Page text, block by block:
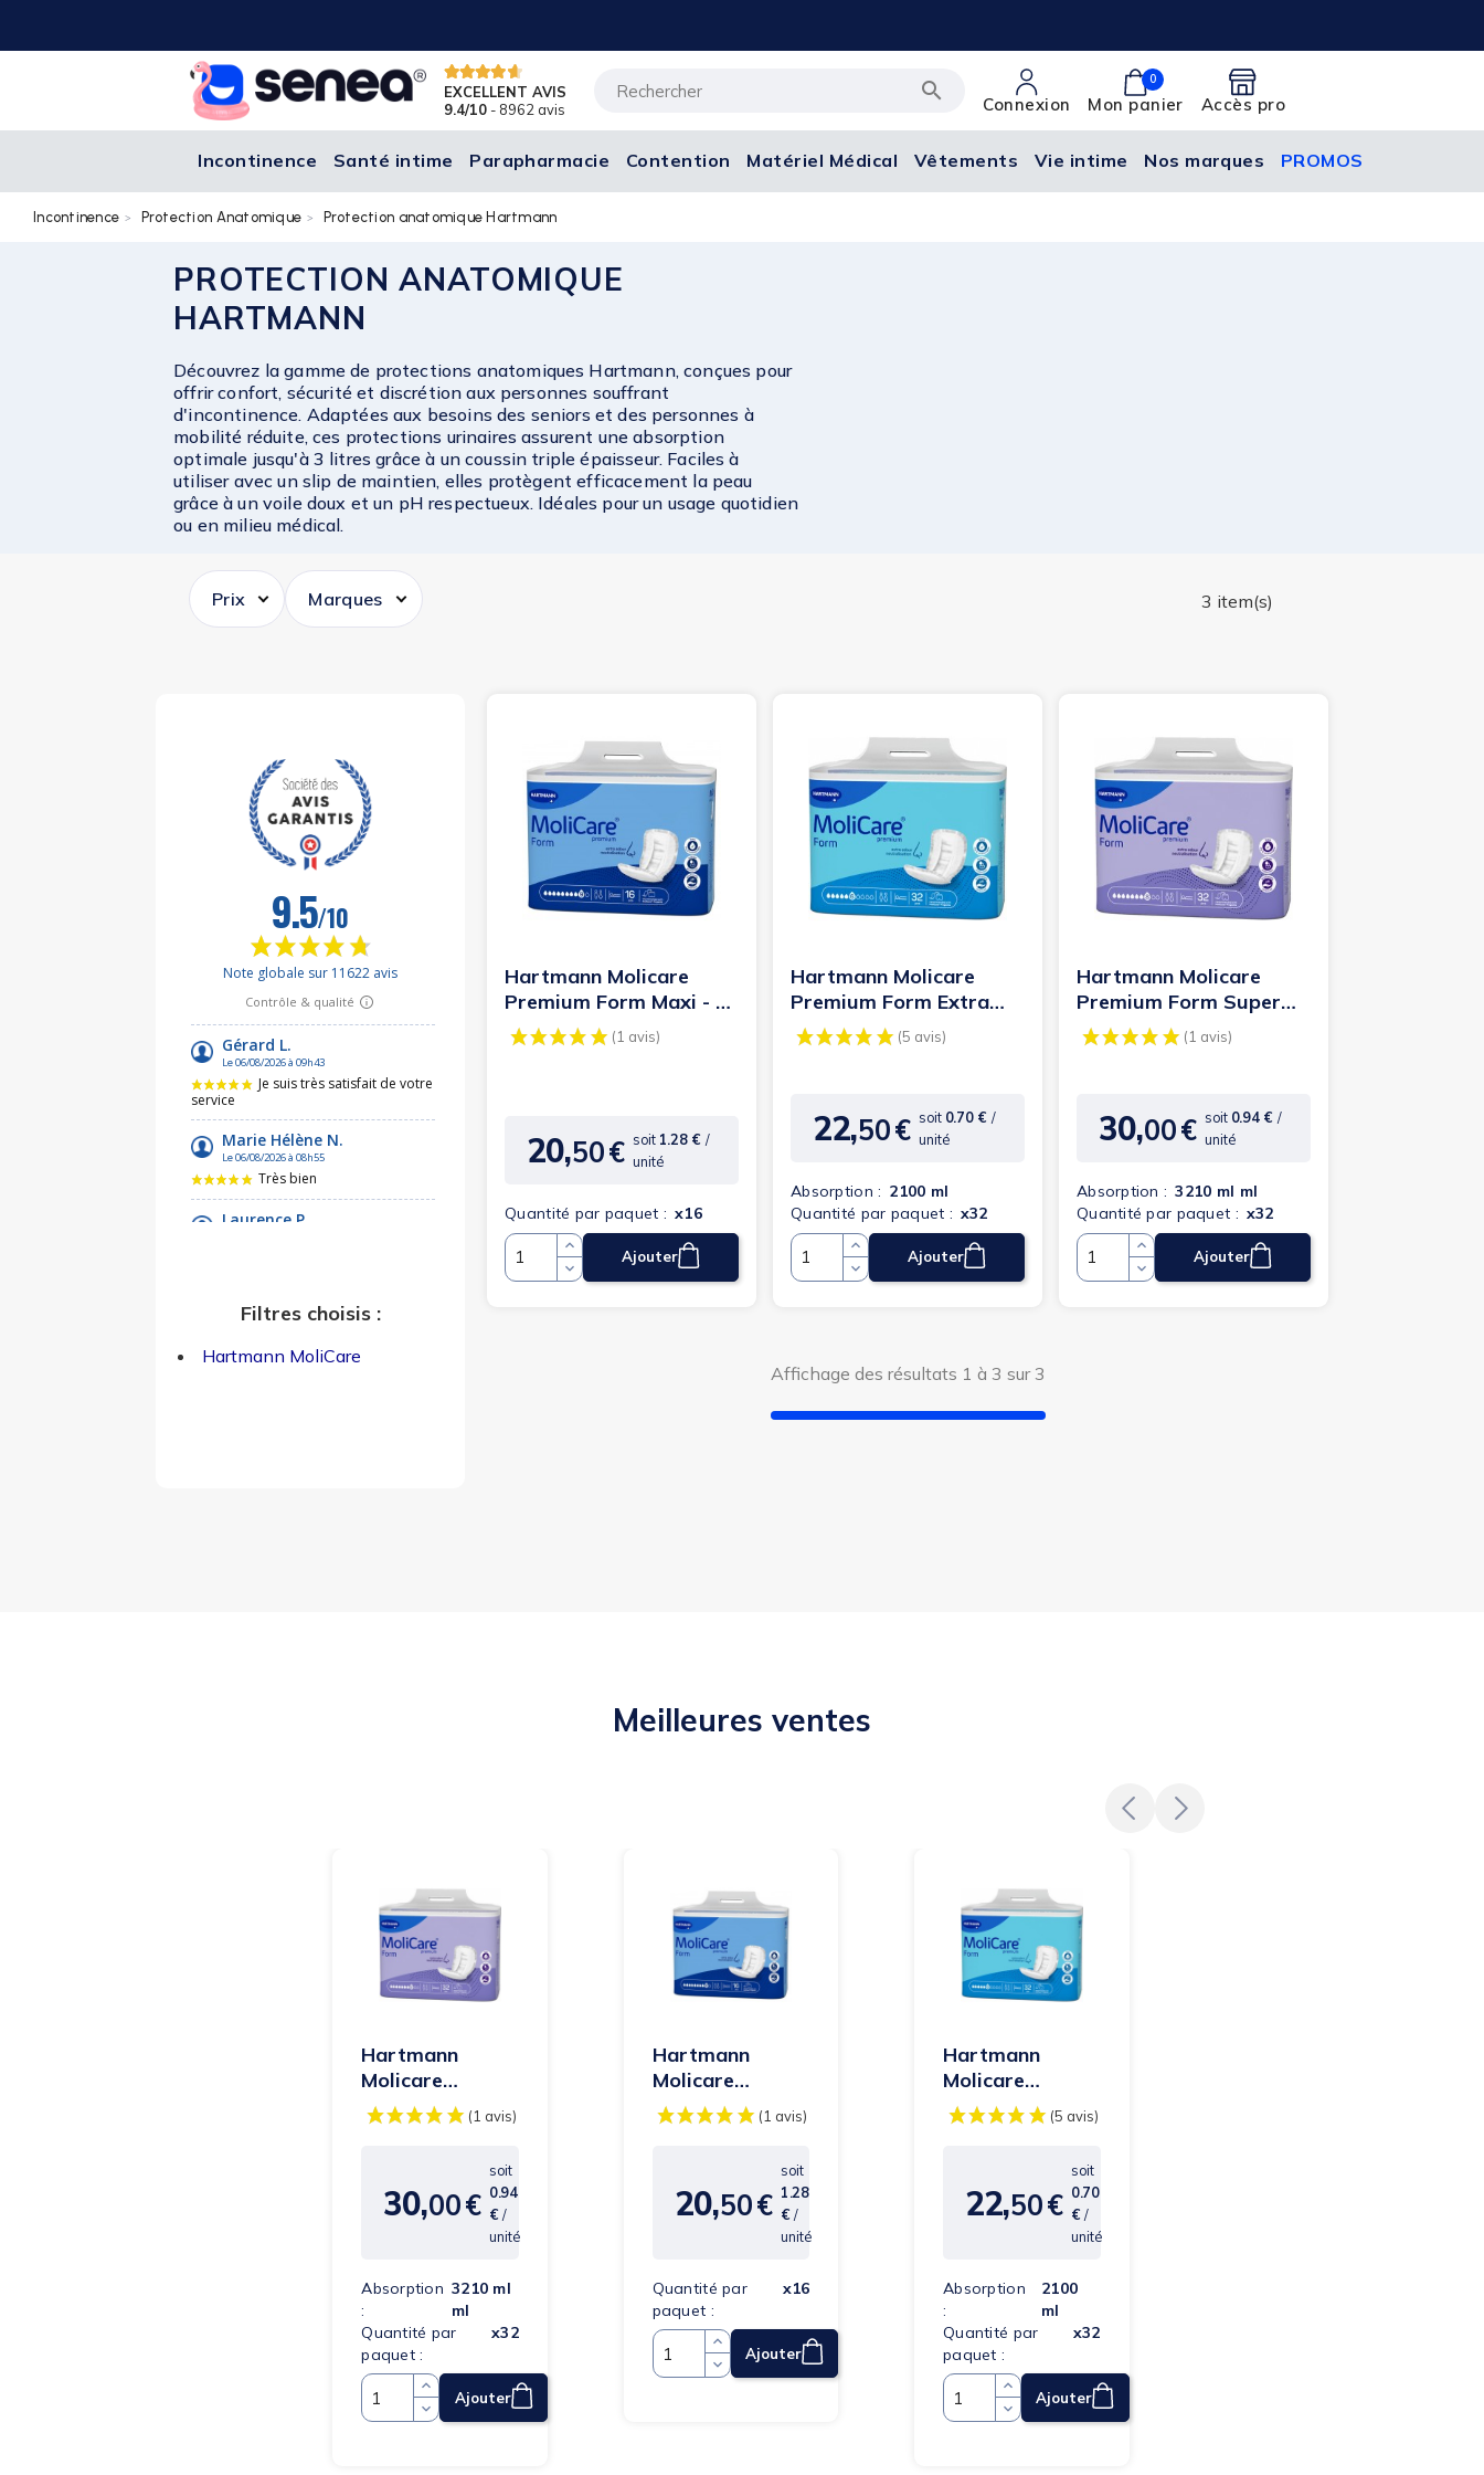
EXCELLENT AVIS
9.4/10 - 8962 avis
 Connexion
0
Mon panier Accès pro
Incontinence Santé intime Parapharmacie Contention Matériel Médical Vêtements Vie intime Nos marques PROMOS
Incontinence Protection Anatomique Protection anatomique Hartmann
PROTECTION ANATOMIQUE
HARTMANN
Découvrez la gamme de protections anatomiques Hartmann, conçues pour
offrir confort, sécurité et discrétion aux personnes souffrant
d'incontinence. Adaptées aux besoins des seniors et des personnes à
mobilité réduite, ces protections urinaires assurent une absorption
optimale jusqu'à 3 litres grâce à un coussin triple épaisseur. Faciles à
utiliser avec un slip de maintien, elles protègent efficacement la peau
grâce à un voile doux et un pH respectueux. Idéales pour un usage quotidien
ou en milieu médical.
Prix Marques 3 item(s)
Filtres choisis :
Hartmann MoliCare
Hartmann Molicare
Premium Form Maxi - 9
gouttes -...
Prix
20,50€ soit 1.28 € /
unité
Quantité par paquet : x16
QuantitéAjouter
Hartmann Molicare
Premium Form Extra
Plus - 6 gouttes -...
Prix
22,50€ soit 0.70 € /
unité
Absorption : 2100 ml
Quantité par paquet : x32
QuantitéAjouter
Hartmann Molicare
Premium Form Super
Plus - Protection...
Prix
30,00€ soit 0.94 € /
unité
Absorption : 3210 ml ml
Quantité par paquet : x32
QuantitéAjouter
Affichage des résultats 1 à 3 sur 3
Meilleures ventes
Hartmann
Molicare
Premium Form
Super Plus -
Prix
30,00€
soit
0.94
€/
unité
Absorption
:
3210 ml
ml
Quantité par
paquet :
x32
Quantité
Ajouter
Hartmann
Molicare
Premium Form
Maxi - 9 gouttes
Prix
20,50€
soit
1.28
€/
unité
Quantité par
paquet :
x16
Quantité
Ajouter
Hartmann
Molicare
Premium Form
Extra Plus - 6
Prix
22,50€
soit
0.70
€/
unité
Absorption
:
2100
ml
Quantité par
paquet :
x32
Quantité
Ajouter